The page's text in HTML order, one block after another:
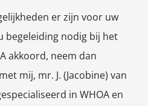
er zijn voor uw
begeleiding nodig bij het
akkoord, neem dan
mij, mr. J. (Jacobine) van
in WHOA en